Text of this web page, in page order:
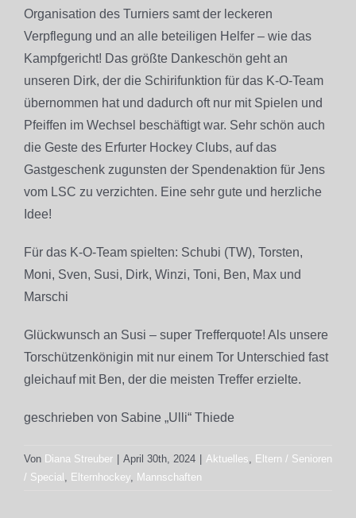
Organisation des Turniers samt der leckeren
Verpflegung und an alle beteiligen Helfer – wie das
Kampfgericht! Das größte Dankeschön geht an
unseren Dirk, der die Schirifunktion für das K-O-Team
übernommen hat und dadurch oft nur mit Spielen und
Pfeiffen im Wechsel beschäftigt war. Sehr schön auch
die Geste des Erfurter Hockey Clubs, auf das
Gastgeschenk zugunsten der Spendenaktion für Jens
vom LSC zu verzichten. Eine sehr gute und herzliche
Idee!
Für das K-O-Team spielten: Schubi (TW), Torsten,
Moni, Sven, Susi, Dirk, Winzi, Toni, Ben, Max und
Marschi
Glückwunsch an Susi – super Trefferquote! Als unsere
Torschützenkönigin mit nur einem Tor Unterschied fast
gleichauf mit Ben, der die meisten Treffer erzielte.
geschrieben von Sabine „Ulli“ Thiede
Von Diana Streuber April 30th, 2024 Aktuelles, Eltern / Senioren
/ Special , Elternhockey, Mannschaften